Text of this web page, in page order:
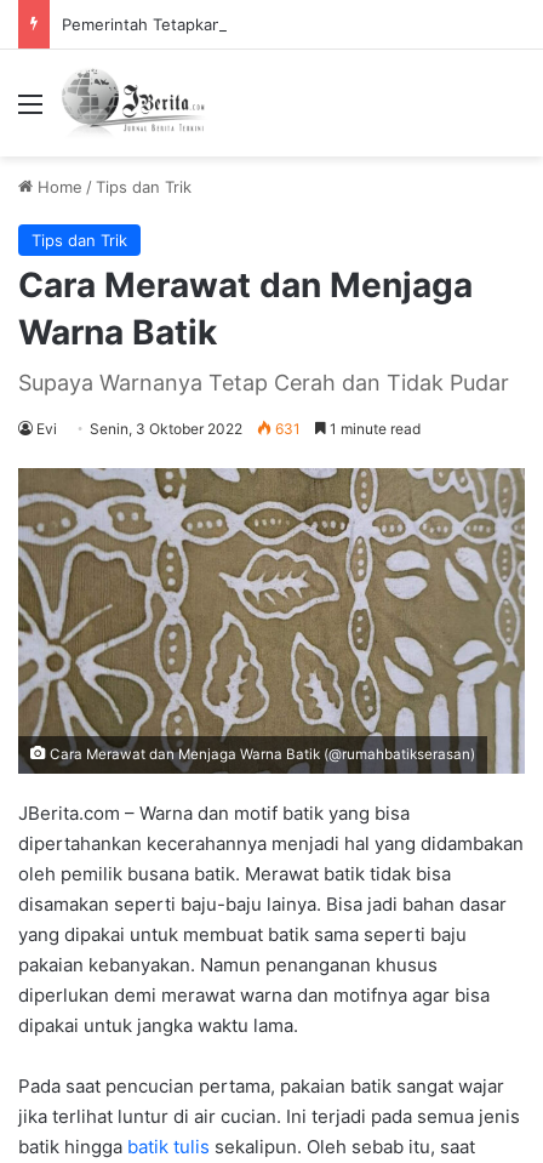
Menu
Home /Tips dan Trik
Tips dan Trik
Cara Merawat dan Menjaga
Warna Batik
Supaya Warnanya Tetap Cerah dan Tidak Pudar
Evi Senin, 3 Oktober 2022 631 1 minute read
Cara Merawat dan Menjaga Warna Batik (@rumahbatikserasan)
JBerita.com – Warna dan motif batik yang bisa
dipertahankan kecerahannya menjadi hal yang didambakan
oleh pemilik busana batik. Merawat batik tidak bisa
disamakan seperti baju-baju lainya. Bisa jadi bahan dasar
yang dipakai untuk membuat batik sama seperti baju
pakaian kebanyakan. Namun penanganan khusus
diperlukan demi merawat warna dan motifnya agar bisa
dipakai untuk jangka waktu lama.
Pada saat pencucian pertama, pakaian batik sangat wajar
jika terlihat luntur di air cucian. Ini terjadi pada semua jenis
batik hingga batik tulis sekalipun. Oleh sebab itu, saat